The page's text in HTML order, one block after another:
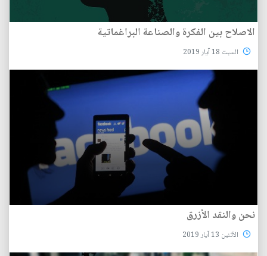
الاصلاح بين الفكرة والصناعة البراغماتية
السبت 18 آيار 2019
نحن والنقد الأزرق
الأثنين 13 آيار 2019